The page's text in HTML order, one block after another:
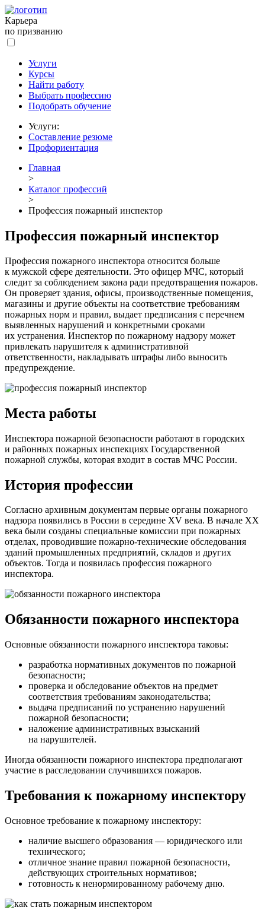
Карьера
по призванию
Услуги
Курсы
Найти работу
Выбрать профессию
Подобрать обучение
Услуги:
Составление резюме
Профориентация
Главная
>
Каталог профессий
>
Профессия пожарный инспектор
Профессия пожарный инспектор
Профессия пожарного инспектора относится больше
к мужской сфере деятельности. Это офицер МЧС, который
следит за соблюдением закона ради предотвращения пожаров.
Он проверяет здания, офисы, производственные помещения,
магазины и другие объекты на соответствие требованиям
пожарных норм и правил, выдает предписания с перечнем
выявленных нарушений и конкретными сроками
их устранения. Инспектор по пожарному надзору может
привлекать нарушителя к административной
ответственности, накладывать штрафы либо выносить
предупреждение.
Места работы
Инспектора пожарной безопасности работают в городских
и районных пожарных инспекциях Государственной
пожарной службы, которая входит в состав МЧС России.
История профессии
Согласно архивным документам первые органы пожарного
надзора появились в России в середине XV века. В начале XX
века были созданы специальные комиссии при пожарных
отделах, проводившие пожарно-технические обследования
зданий промышленных предприятий, складов и других
объектов. Тогда и появилась профессия пожарного
инспектора.
Обязанности пожарного инспектора
Основные обязанности пожарного инспектора таковы:
разработка нормативных документов по пожарной
безопасности;
проверка и обследование объектов на предмет
соответствия требованиям законодательства;
выдача предписаний по устранению нарушений
пожарной безопасности;
наложение административных взысканий
на нарушителей.
Иногда обязанности пожарного инспектора предполагают
участие в расследовании случившихся пожаров.
Требования к пожарному инспектору
Основное требование к пожарному инспектору:
наличие высшего образования — юридического или
технического;
отличное знание правил пожарной безопасности,
действующих строительных нормативов;
готовность к ненормированному рабочему дню.